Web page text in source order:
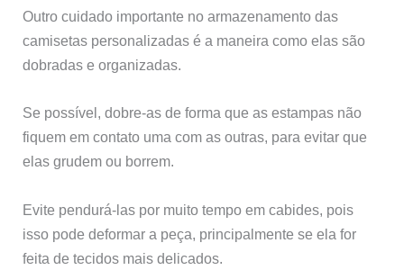
Outro cuidado importante no armazenamento das
camisetas personalizadas é a maneira como elas são
dobradas e organizadas.
Se possível, dobre-as de forma que as estampas não
fiquem em contato uma com as outras, para evitar que
elas grudem ou borrem.
Evite pendurá-las por muito tempo em cabides, pois
isso pode deformar a peça, principalmente se ela for
feita de tecidos mais delicados.